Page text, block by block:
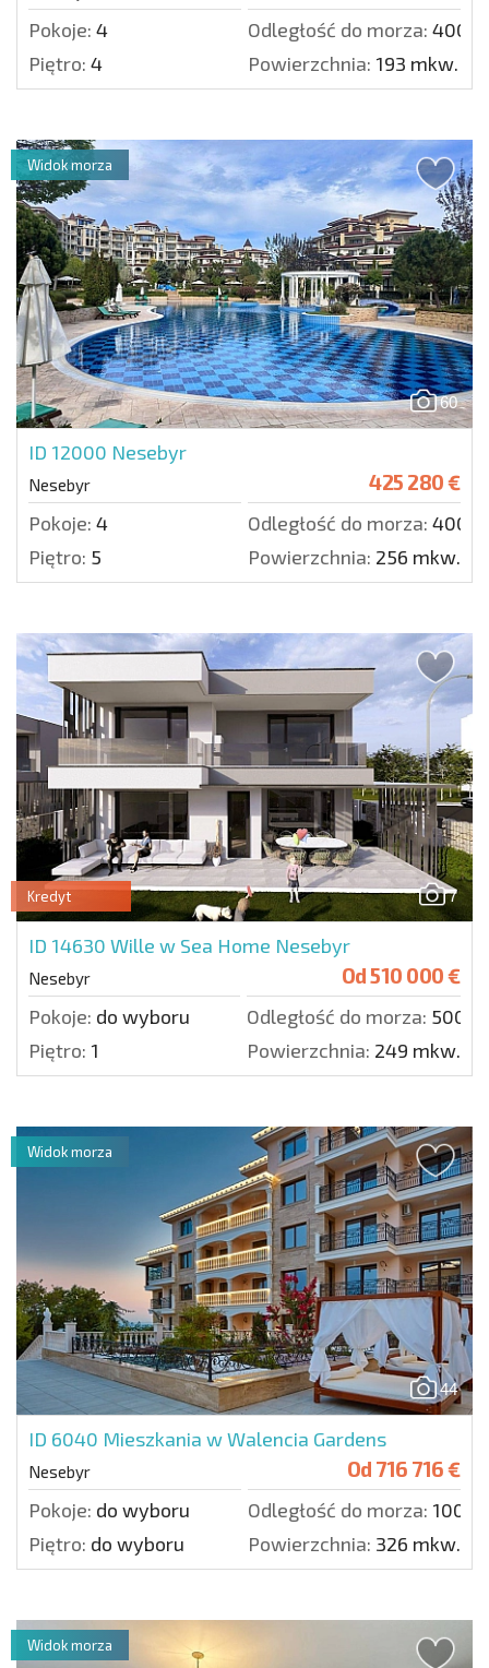
Pokoje: 4 Odległość do morza: 400
Piętro: 4 Powierzchnia: 193 mkw.
60
ID 12000 Nesebyr
Nesebyr 425 280 €
Pokoje: 4 Odległość do morza: 400
Piętro: 5 Powierzchnia: 256 mkw.
Widok morza
7
Kredyt
ID 14630 Wille w Sea Home Nesebyr
Nesebyr Od510 000 €
Pokoje: do wyboru Odległość do morza: 500
Piętro: 1 Powierzchnia: 249 mkw.
44
ID 6040 Mieszkania w Walencia Gardens
Nesebyr Od 716 716 €
Pokoje: do wyboru Odległość do morza: 100
Piętro: do wyboru Powierzchnia: 326 mkw.
Widok morza
Widok morza